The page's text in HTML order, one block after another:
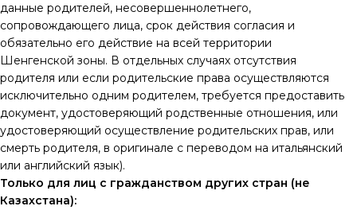
данные родителей, несовершеннолетнего,
сопровождающего лица, срок действия согласия и
обязательно его действие на всей территории
Шенгенской зоны. В отдельных случаях отсутствия
родителя или если родительские права осуществляются
исключительно одним родителем, требуется предоставить
документ, удостоверяющий родственные отношения, или
удостоверяющий осуществление родительских прав, или
смерть родителя, в оригинале с переводом на итальянский
или английский язык).
Только для лиц с гражданством других стран (не
Казахстана):